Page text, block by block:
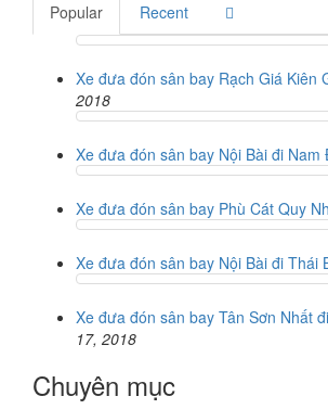
Popular Recent
Xe đưa đón sân bay Rạch Giá Kiên
2018
Xe đưa đón sân bay Nội Bài đi Nam
Xe đưa đón sân bay Phù Cát Quy
Xe đưa đón sân bay Nội Bài đi Thái
Xe đưa đón sân bay Tân Sơn Nhất
17, 2018
Chuyên mục